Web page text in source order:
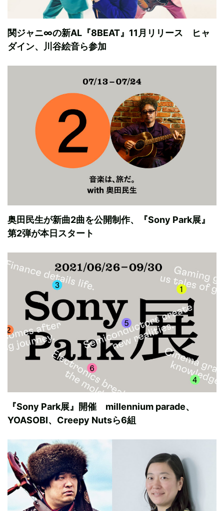
関ジャニ∞の新AL『8BEAT』11月リリース ヒャ
ダイン、川谷絵音ら参加
奥田民生が新曲2曲を公開制作、『Sony Park展』
第2弾が本日スタート
『Sony Park展』開催 millennium parade、
YOASOBI、Creepy Nutsら6組